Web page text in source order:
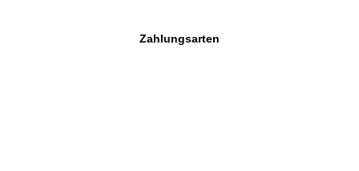
Zahlungsarten